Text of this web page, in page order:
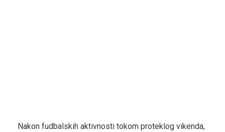
Nakon fudbalskih aktivnosti tokom proteklog vikenda,